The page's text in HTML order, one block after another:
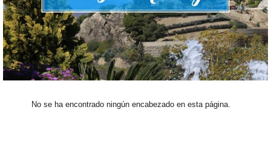
No se ha encontrado ningún encabezado en esta página.